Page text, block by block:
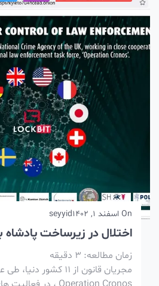
On اسفند 1, 1402 seyyid
اختلال در زیرساخت پادشاه باج
زمان مطالعه:3دقیقه
مجریان قانون از 11 کشور دنیا، طی